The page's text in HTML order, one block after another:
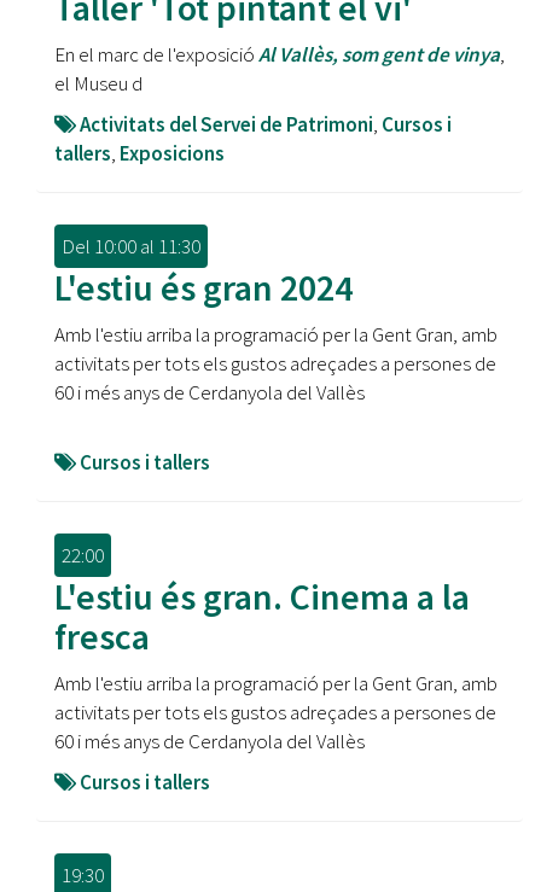
En el marc de l'exposicióAl Vallès, som gent de vinya,
el Museu d
Activitats del Servei de Patrimoni, Cursos i
tallers, Exposicions
Del 10:00al 11:30
L'estiu és gran 2024
Amb l'estiu arriba la programació per la Gent Gran, amb
activitats per tots els gustos adreçades a persones de
60 i més anys de Cerdanyola del Vallès
Cursos i tallers
22:00
L'estiu és gran. Cinema a la
fresca
Amb l'estiu arriba la programació per la Gent Gran, amb
activitats per tots els gustos adreçades a persones de
60 i més anys de Cerdanyola del Vallès
Cursos i tallers
19:30